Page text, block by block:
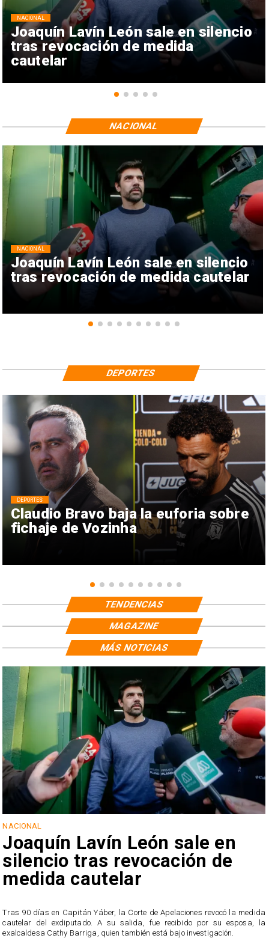
Joaquín Lavín León sale en silencio
tras revocación de medida
cautelar
NACIONAL
Joaquín Lavín León sale en silencio
tras revocación de medida cautelar
NACIONAL
NACIONAL
Claudio Bravo baja la euforia sobre
fichaje de Vozinha
DEPORTES
DEPORTES
TENDENCIAS
MAGAZINE
NACIONAL
Joaquín Lavín León sale en
silencio tras revocación de
medida cautelar
Tras 90 días en Capitán Yáber, la Corte de Apelaciones revocó la medida
cautelar del exdiputado. A su salida, fue recibido por su esposa, la
exalcaldesa Cathy Barriga, quien también está bajo investigación.
MÁS NOTICIAS